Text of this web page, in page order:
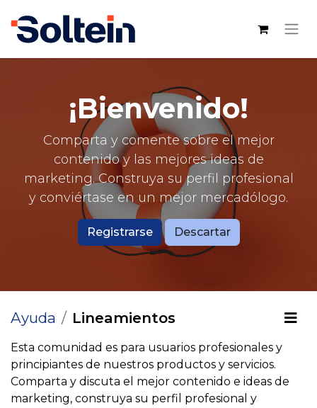
¡Bienvenido!
Comparta y comente sobre el mejor
contenido y las mejores ideas de
marketing. Construya su perfil profesional
y conviértase en un mejor mercadólogo.
Registrarse Descartar
Ayuda Lineamientos
Esta comunidad es para usuarios profesionales y
principiantes de nuestros productos y servicios.
Comparta y discuta el mejor contenido e ideas de
marketing, construya su perfil profesional y